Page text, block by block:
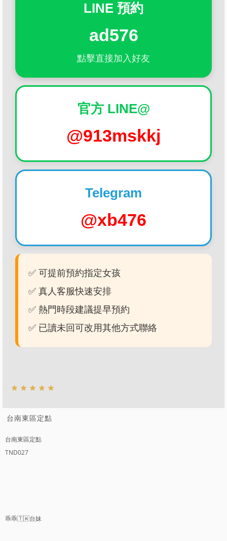
LINE 預約
ad576
點擊直接加入好友
官方 LINE@
@913mskkj
Telegram
@xb476
✅ 可提前預約指定女孩
✅ 真人客服快速安排
✅ 熱門時段建議提早預約
✅ 已讀未回可改用其他方式聯絡
台南東區定點
台南東區定點
TND027
乖乖🇹🇼台妹